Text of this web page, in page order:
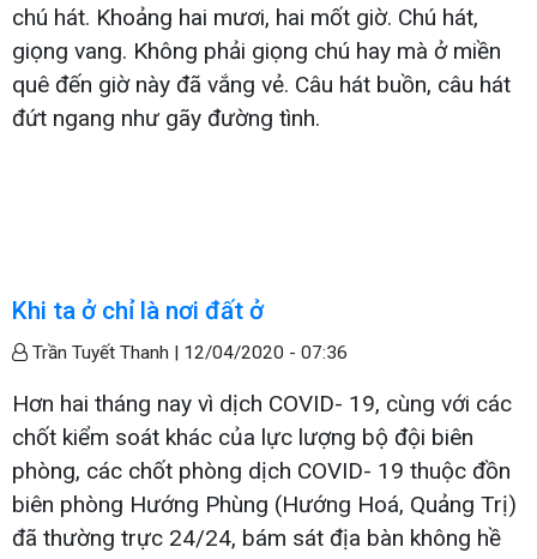
chú hát. Khoảng hai mươi, hai mốt giờ. Chú hát,
giọng vang. Không phải giọng chú hay mà ở miền
quê đến giờ này đã vắng vẻ. Câu hát buồn, câu hát
đứt ngang như gãy đường tình.
Khi ta ở chỉ là nơi đất ở
Trần Tuyết Thanh | 12/04/2020 - 07:36
Hơn hai tháng nay vì dịch COVID- 19, cùng với các
chốt kiểm soát khác của lực lượng bộ đội biên
phòng, các chốt phòng dịch COVID- 19 thuộc đồn
biên phòng Hướng Phùng (Hướng Hoá, Quảng Trị)
đã thường trực 24/24, bám sát địa bàn không hề